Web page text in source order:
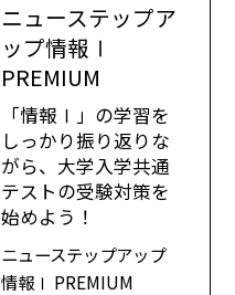
ニューステップア
ップ情報Ⅰ
PREMIUM
「情報Ⅰ」の学習を
しっかり振り返りな
がら、大学入学共通
テストの受験対策を
始めよう！
ニューステップアップ
情報Ⅰ PREMIUM